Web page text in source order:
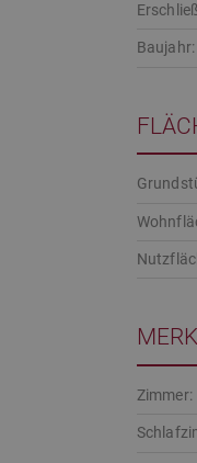
Baujahr:
Zimmer: